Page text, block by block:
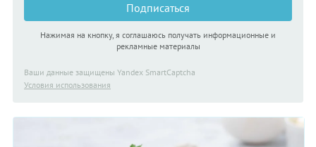
Подписаться
Нажимая на кнопку, я соглашаюсь получать информационные и
рекламные материалы
Ваши данные защищены Yandex SmartCaptcha
Условия использования